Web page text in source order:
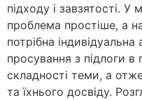
підходу і завзятості.
проблема простіше, а
потрібна
просування з підлоги в
складності теми, а отже
та їхнього досвіду.